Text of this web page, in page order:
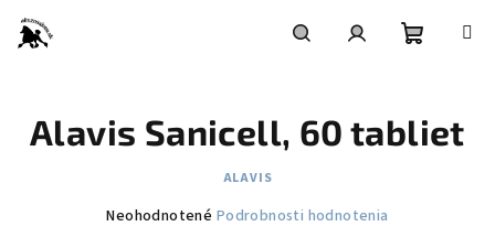
obsah
košík
Alavis Sanicell, 60 tabliet
ALAVIS
Priemerné
Neohodnotené Podrobnosti hodnotenia